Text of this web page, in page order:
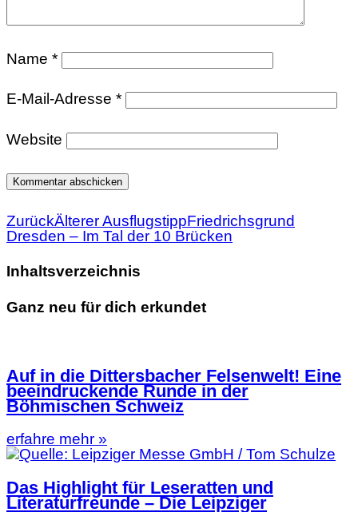
Name *
E-Mail-Adresse *
Website
ZurückÄlterer AusflugstippFriedrichsgrund
Dresden – Im Tal der 10 Brücken
Inhaltsverzeichnis
Ganz neu für dich erkundet
Auf in die Dittersbacher Felsenwelt! Eine
beeindruckende Runde in der
Böhmischen Schweiz
erfahre mehr »
Das Highlight für Leseratten und
Literaturfreunde – Die Leipziger